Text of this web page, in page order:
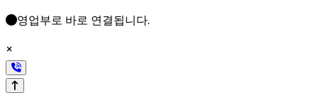
영업부로 바로 연결됩니다.
×